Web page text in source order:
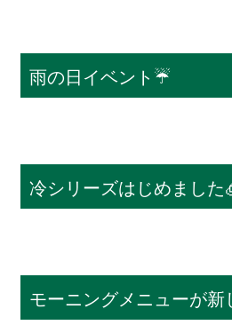
雨の日イベント☔️
冷シリーズはじめました
モーニングメニューが